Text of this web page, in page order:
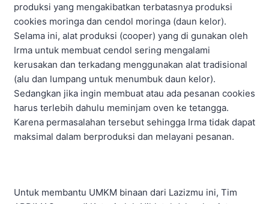
produksi yang mengakibatkan terbatasnya produksi
cookies moringa dan cendol moringa (daun kelor).
Selama ini, alat produksi (cooper) yang di gunakan oleh
Irma untuk membuat cendol sering mengalami
kerusakan dan terkadang menggunakan alat tradisional
(alu dan lumpang untuk menumbuk daun kelor).
Sedangkan jika ingin membuat atau ada pesanan cookies
harus terlebih dahulu meminjam oven ke tetangga.
Karena permasalahan tersebut sehingga Irma tidak dapat
maksimal dalam berproduksi dan melayani pesanan.
Untuk membantu UMKM binaan dari Lazizmu ini, Tim